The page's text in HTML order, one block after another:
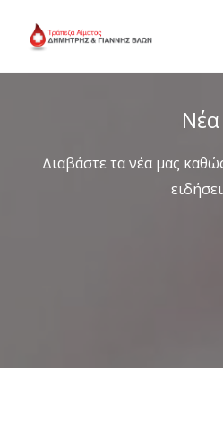
Νέα
Διαβάστε τα νέα μας